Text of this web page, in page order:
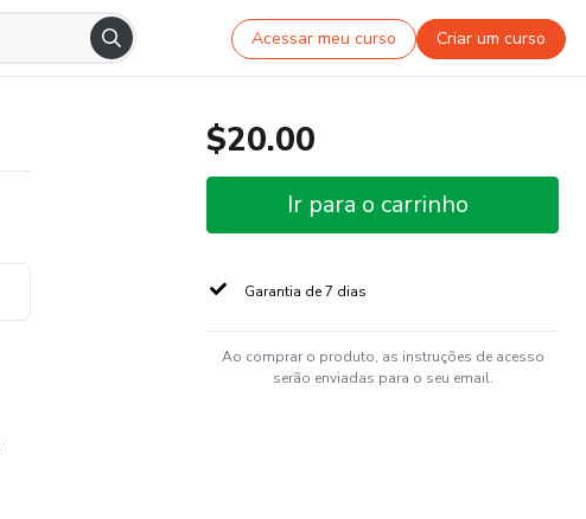
Acessar meu curso Criar um curso
$20.00
Ir para o carrinho
Garantia de 7 dias
Ao comprar o produto, as instruções de acesso
serão enviadas para o seu email.